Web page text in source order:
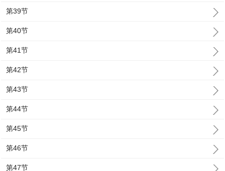
第39节
第40节
第41节
第42节
第43节
第44节
第45节
第46节
第47节